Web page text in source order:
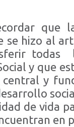
que
se hizo al
todas
y que
y
de vida
en